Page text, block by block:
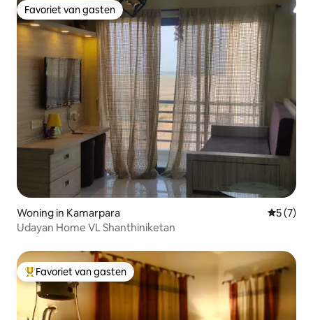
Favoriet van gasten
Favoriet van gasten
Woning in Kamarpara
5 (7)
Udayan Home VL Shanthiniketan
Topfavoriet van gasten
Favoriet van gasten